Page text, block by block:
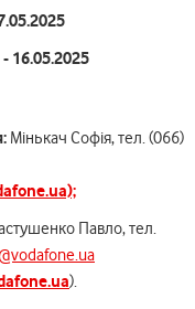
16.05.2025
Мінькач Софія, тел. (066)
Павло, тел.
).